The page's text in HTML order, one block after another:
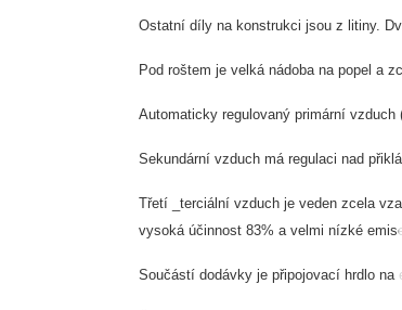
Ostatní díly na konstrukci jsou z litiny.
Pod roštem je velká nádoba na popel a
Automaticky regulovaný primární
Sekundární vzduch má regulaci nad
Třetí _terciální vzduch je veden zcela
vysoká účinnost 83% a velmi nízké
Součástí dodávky je připojovací hrdlo